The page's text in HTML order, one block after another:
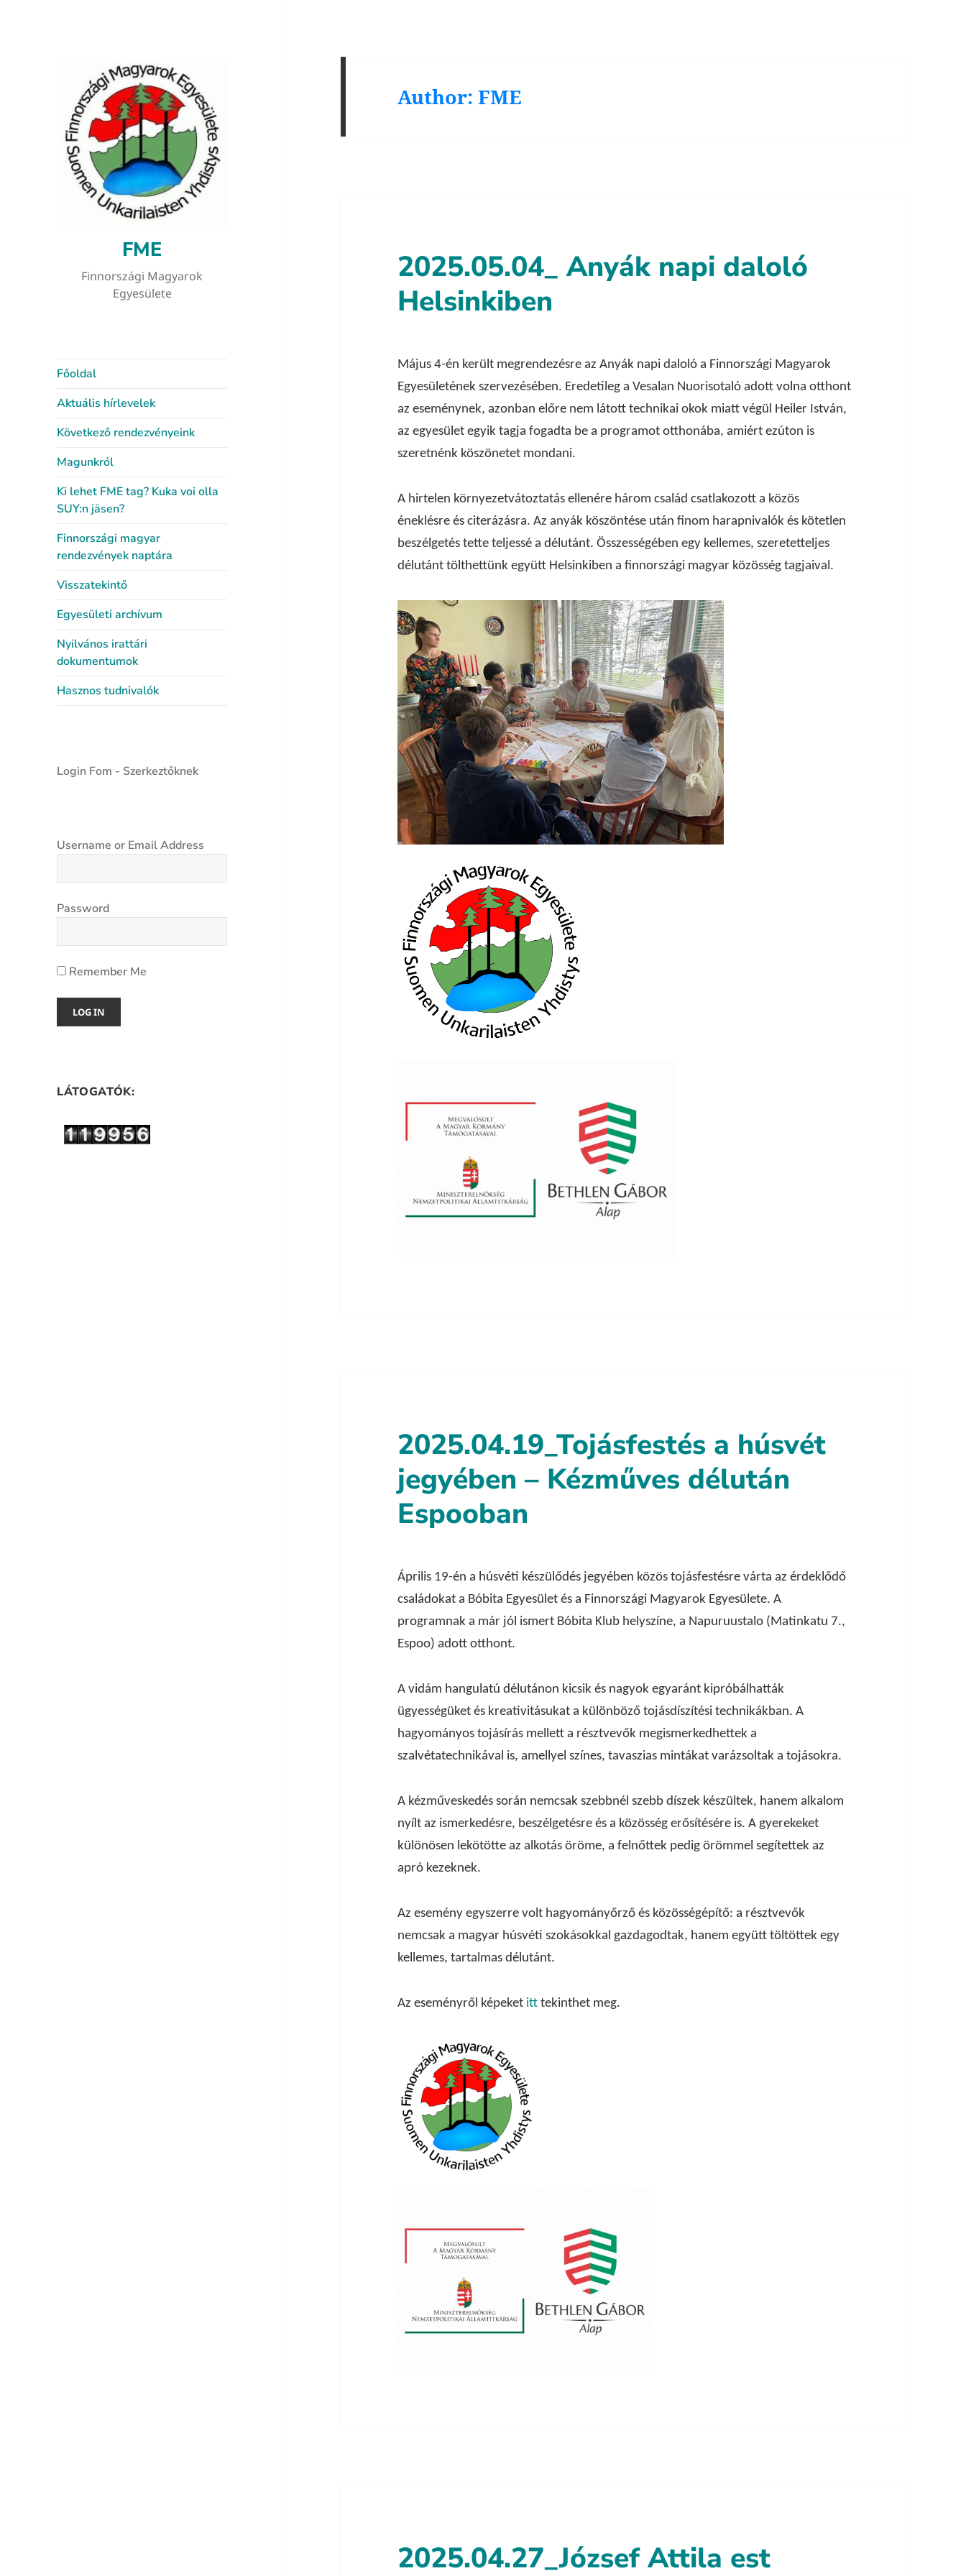
FME
Finnországi Magyarok
Egyesülete
Főoldal
Aktuális hírlevelek
Következő rendezvényeink
Magunkról
Ki lehet FME tag? Kuka voi olla
SUY:n jäsen?
Finnországi magyar
rendezvények naptára
Visszatekintő
Egyesületi archívum
Nyilvános irattári
dokumentumok
Hasznos tudnivalók
Login Fom - Szerkeztőknek
Username or Email Address
Password
Remember Me
LÁTOGATÓK:
Author:FME
2025.05.04_ Anyák napi daloló
Helsinkiben
Május 4-én került megrendezésre az Anyák napi daloló a Finnországi Magyarok
Egyesületének szervezésében. Eredetileg a Vesalan Nuorisotaló adott volna otthont
az eseménynek, azonban előre nem látott technikai okok miatt végül Heiler István,
az egyesület egyik tagja fogadta be a programot otthonába, amiért ezúton is
szeretnénk köszönetet mondani.
A hirtelen környezetvátoztatás ellenére három család csatlakozott a közös
éneklésre és citerázásra. Az anyák köszöntése után finom harapnivalók és kötetlen
beszélgetés tette teljessé a délutánt. Összességében egy kellemes, szeretetteljes
délutánt tölthettünk együtt Helsinkiben a finnországi magyar közösség tagjaival.
2025.04.19_Tojásfestés a húsvét
jegyében – Kézműves délután
Espooban
Április 19-én a húsvéti készülődés jegyében közös tojásfestésre várta az érdeklődő
családokat a Bóbita Egyesület és a Finnországi Magyarok Egyesülete. A
programnak a már jól ismert Bóbita Klub helyszíne, a Napuruustalo (Matinkatu 7.,
Espoo) adott otthont.
A vidám hangulatú délutánon kicsik és nagyok egyaránt kipróbálhatták
ügyességüket és kreativitásukat a különböző tojásdíszítési technikákban. A
hagyományos tojásírás mellett a résztvevők megismerkedhettek a
szalvétatechnikával is, amellyel színes, tavaszias mintákat varázsoltak a tojásokra.
A kézműveskedés során nemcsak szebbnél szebb díszek készültek, hanem alkalom
nyílt az ismerkedésre, beszélgetésre és a közösség erősítésére is. A gyerekeket
különösen lekötötte az alkotás öröme, a felnőttek pedig örömmel segítettek az
apró kezeknek.
Az esemény egyszerre volt hagyományőrző és közösségépítő: a résztvevők
nemcsak a magyar húsvéti szokásokkal gazdagodtak, hanem együtt töltöttek egy
kellemes, tartalmas délutánt.
Az eseményről képeket itt tekinthet meg.
2025.04.27_József Attila est